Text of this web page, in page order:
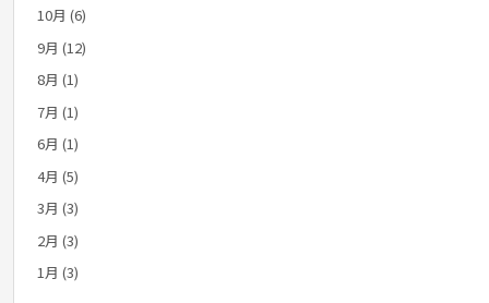
10月 (6)
9月 (12)
8月 (1)
7月 (1)
6月 (1)
4月 (5)
3月 (3)
2月 (3)
1月 (3)